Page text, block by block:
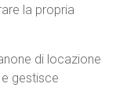
la propria
di locazione
e gestisce